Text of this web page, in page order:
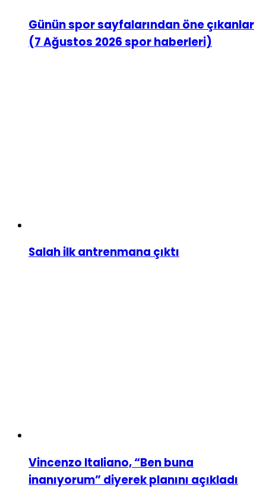
Günün spor sayfalarından öne çıkanlar
(7 Ağustos 2026 spor haberleri)
Salah ilk antrenmana çıktı
Vincenzo Italiano, “Ben buna
inanıyorum” diyerek planını açıkladı